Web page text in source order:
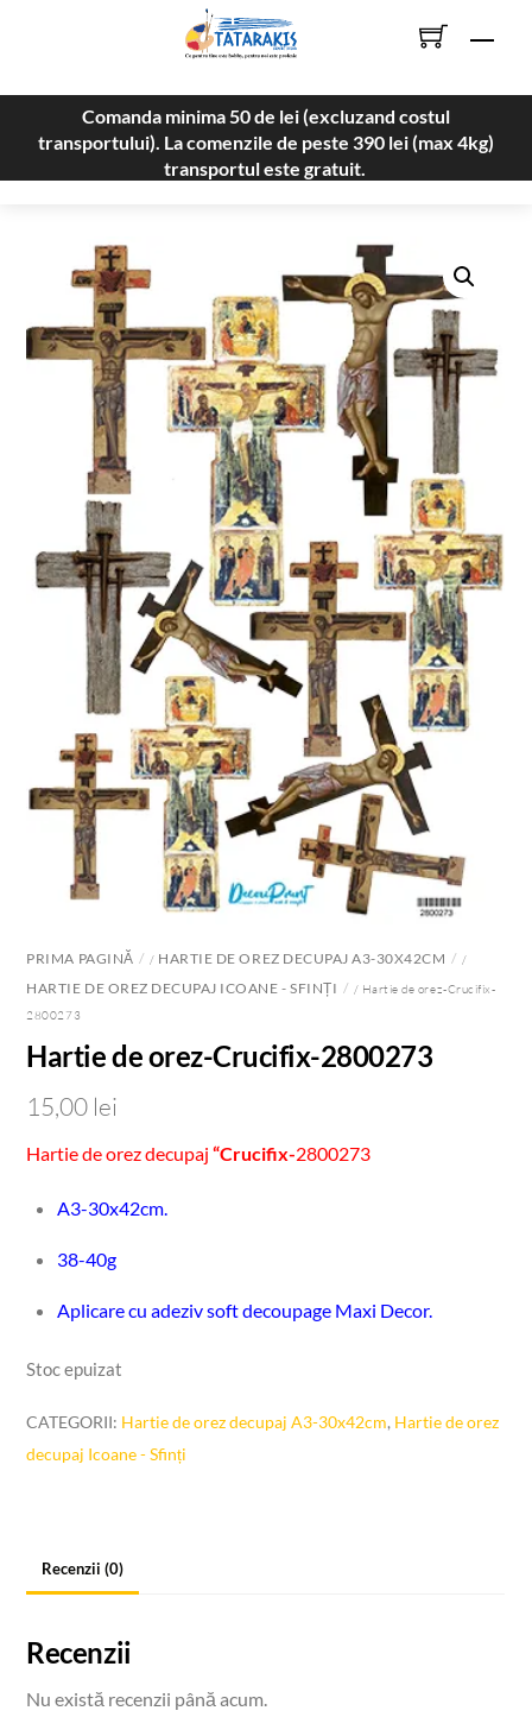
Comanda minima 50 de lei (excluzand costul
transportului). La comenzile de peste 390 lei (max 4kg)
transportul este gratuit.
PRIMA PAGINĂ / HARTIE DE OREZ DECUPAJ A3-30X42CM /
HARTIE DE OREZ DECUPAJ ICOANE - SFINȚI
/ Hartie de orez-Crucifix-
2800273
Hartie de orez-Crucifix-2800273
15,00 lei
Hartie de orez decupaj“Crucifix-2800273
A3-30x42cm.
38-40g
Aplicare cu adeziv soft decoupage Maxi Decor.
Stoc epuizat
CATEGORII: Hartie de orez decupaj A3-30x42cm, Hartie de orez
decupaj Icoane - Sfinți
Recenzii (0)
Recenzii
Nu există recenzii până acum.